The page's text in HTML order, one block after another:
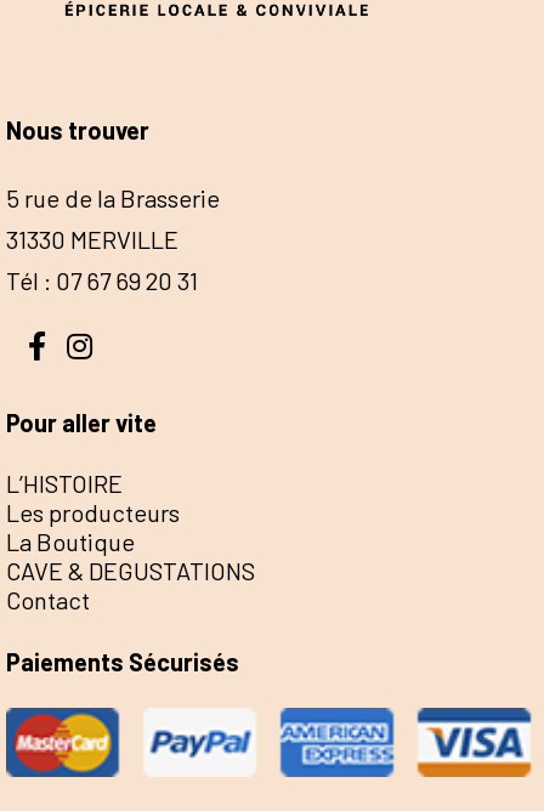
Nous trouver
5 rue de la Brasserie
31330 MERVILLE
Tél : 07 67 69 20 31
Pour aller vite
L’HISTOIRE
Les producteurs
La Boutique
CAVE & DEGUSTATIONS
Contact
Paiements Sécurisés